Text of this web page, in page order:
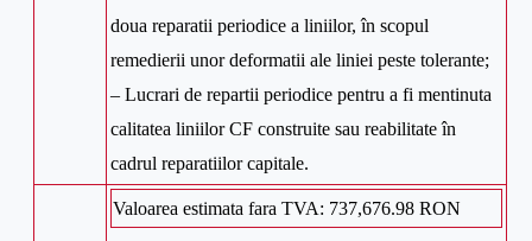
doua reparatii periodice a liniilor, în scopul
remedierii unor deformatii ale liniei peste tolerante;
– Lucrari de repartii periodice pentru a fi mentinuta
calitatea liniilor CF construite sau reabilitate în
cadrul reparatiilor capitale.
Valoarea estimata fara TVA: 737,676.98 RON